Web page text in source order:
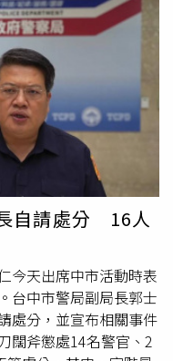
拘提8名被告及相關證
集團核心，帶走集團
搜索行動前已收到風
其行蹤，在桃園機場將
左右手在第三波行動
右手更是前媒體人史姓
記者多年，但因協助黑
離開媒體界從事其他行
人史姓男子17年前在南
攝幫派分子周政保亮
遭到各界撻伐譴責。不
多名主管遭到懲處，
怒，其後該名總經理與
史姓男子離開媒體界
集團洗錢案。台中地檢
提博弈集團陳男、史
自請處分 16人
今天出席中市活動時表
台中市警局副局長郭士
處分，並宣布相關事件
闊斧懲處14名警官、2